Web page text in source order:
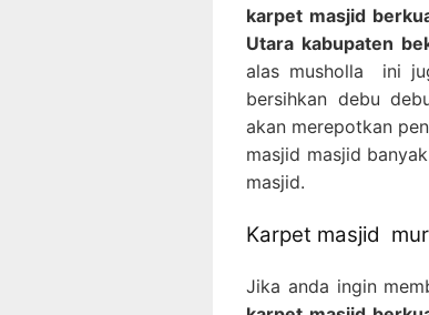
karpet masjid
Utara kabupaten
alas musholla ini
bersihkan debu
akan merepotkan
masjid masjid
masjid.
Karpet masjid
Jika anda ingin